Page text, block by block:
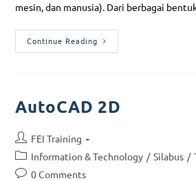
mesin, dan manusia). Dari berbagai
Continue Reading
AutoCAD 2D
FEI Training
Information & Technology / Silabus /
0 Comments